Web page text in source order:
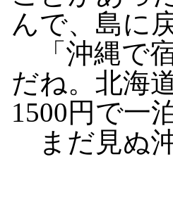
んで、島に
「沖縄で
だね。北海
1500円で一
まだ見ぬ